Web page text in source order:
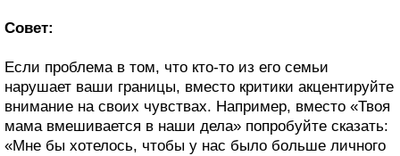
Совет:
Если проблема в том, что кто-то из его семьи
нарушает ваши границы, вместо критики акцентируйте
внимание на своих чувствах. Например, вместо «Твоя
мама вмешивается в наши дела» попробуйте сказать:
«Мне бы хотелось, чтобы у нас было больше личного